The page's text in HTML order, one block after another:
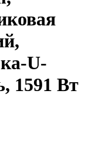
U-
1591 Вт